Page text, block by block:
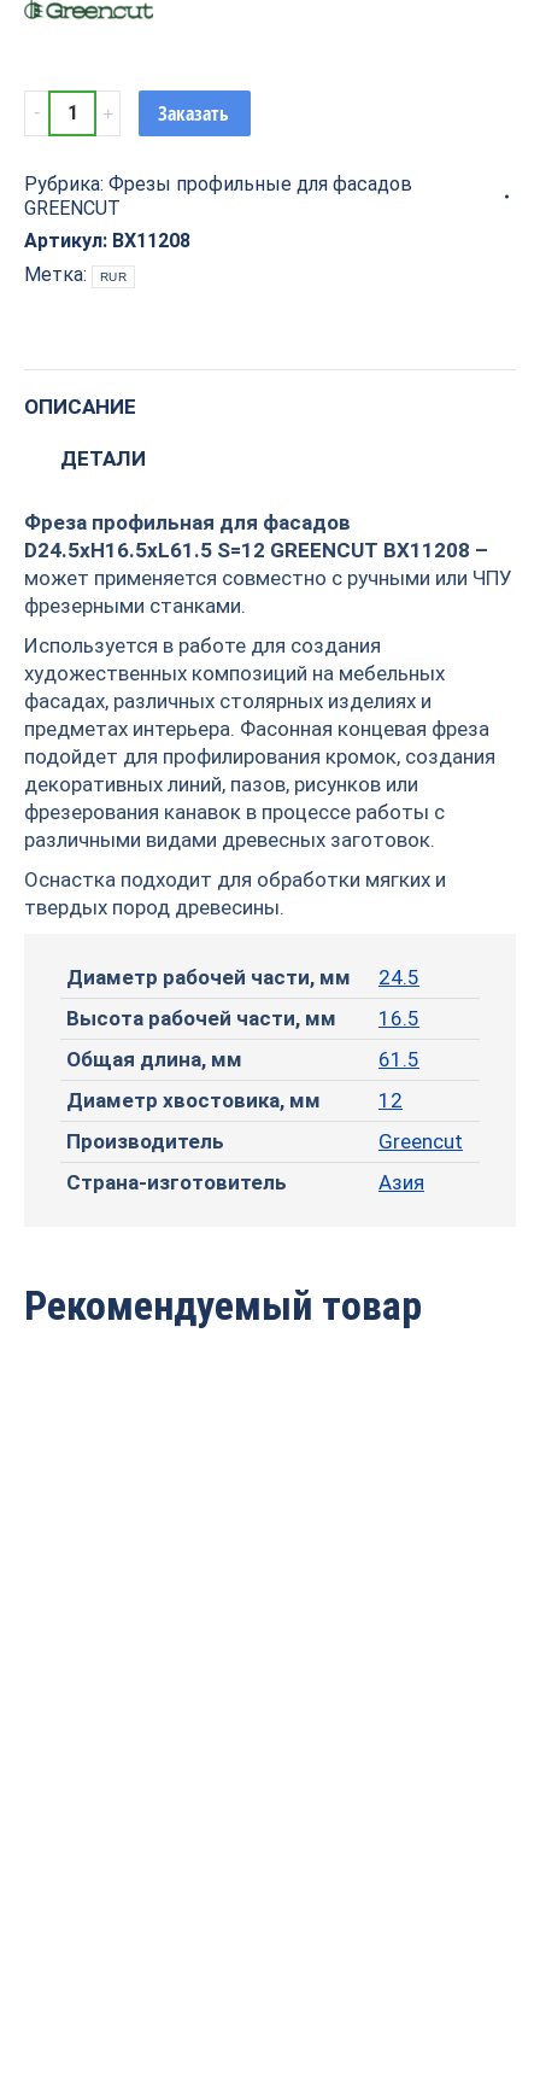
Фреза
профильная
фасадов
D24.5xH16.5xL61.5
S=12
GREENCUT
BX11208
Заказать
Рубрика: Фрезы профильные для фасадов
GREENCUT
Артикул: BX11208
Метка:
RUR
ОПИСАНИЕ
ДЕТАЛИ
Фреза профильная для фасадов
D24.5xH16.5xL61.5 S=12 GREENCUT BX11208 –
может применяется совместно с ручными или ЧПУ
фрезерными станками.
Используется в работе для создания
художественных композиций на мебельных
фасадах, различных столярных изделиях и
предметах интерьера. Фасонная концевая фреза
подойдет для профилирования кромок, создания
декоративных линий, пазов, рисунков или
фрезерования канавок в процессе работы с
различными видами древесных заготовок.
Оснастка подходит для обработки мягких и
твердых пород древесины.
Диаметр рабочей части, мм
24.5
Высота рабочей части, мм
16.5
Общая длина, мм
61.5
Диаметр хвостовика, мм
12
Производитель
Greencut
Страна-изготовитель
Азия
Рекомендуемый товар